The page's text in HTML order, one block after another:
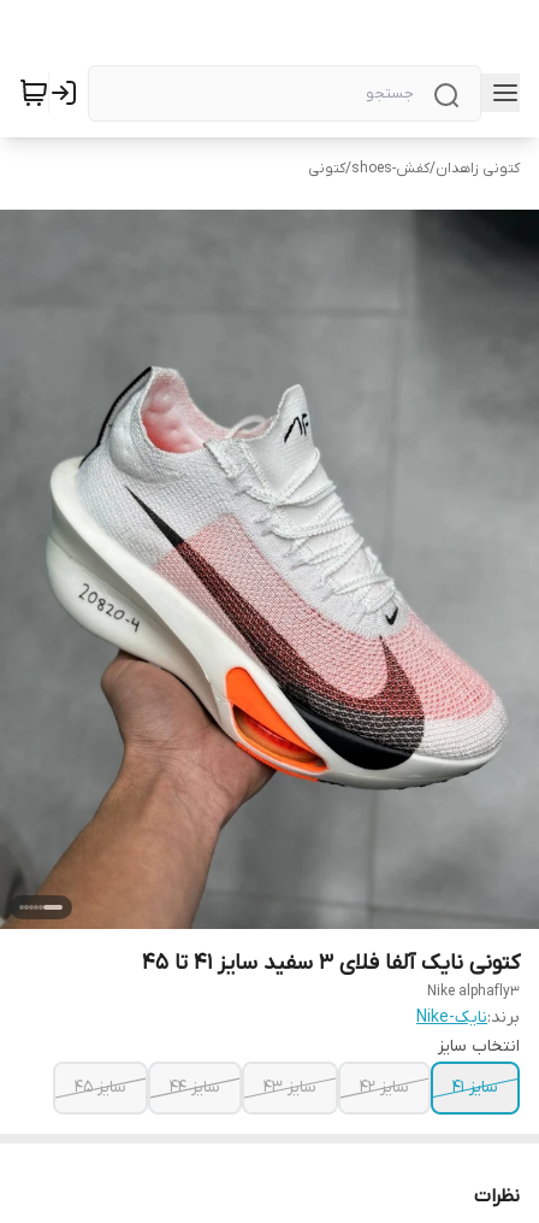
کتونی زاهدان/کفش-shoes /کتونی
کتونی نایک آلفا فلای ۳ سفید سایز ۴۱ تا ۴۵
Nike alphafly3
برند:نایک-Nike
انتخاب سایز
سایز ۴۱
سایز ۴۲ سایز ۴۳ سایز ۴۴ سایز ۴۵
نظرات